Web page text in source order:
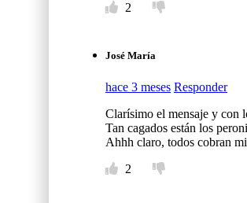
2
José María
hace 3 meses Responder
Clarísimo el mensaje y con
Tan cagados están los
Ahhh claro, todos cobran
2